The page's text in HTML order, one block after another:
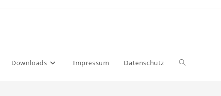
Downloads Impressum Datenschutz Website-